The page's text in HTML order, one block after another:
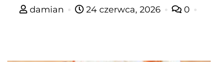
damian 24 czerwca, 2026 0